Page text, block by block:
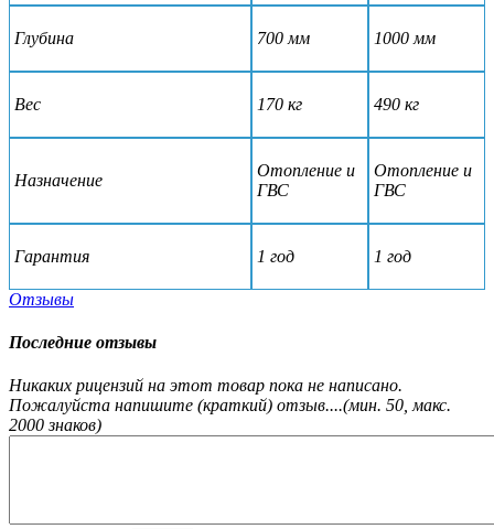
Глубина 700 мм 1000 мм
Вес 170 кг 490 кг
Назначение
Отопление и
ГВС
Отопление и
ГВС
Гарантия 1 год 1 год
Отзывы
Последние отзывы
Никаких рицензий на этот товар пока не написано.
Пожалуйста напишите (краткий) отзыв....(мин. 50, макс.
2000 знаков)